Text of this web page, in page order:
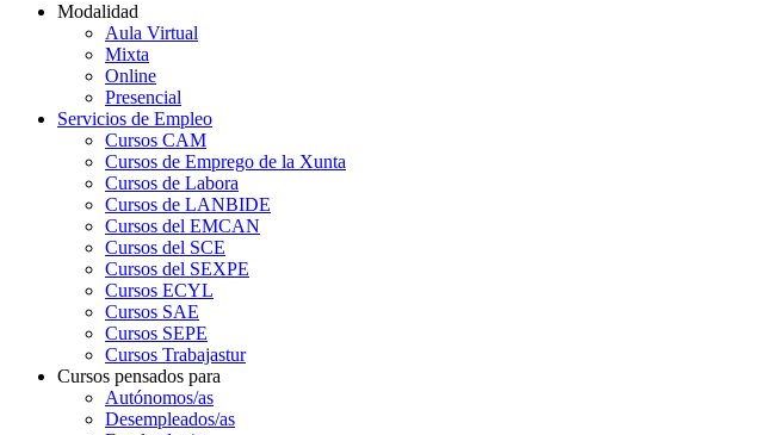
Modalidad
Aula Virtual
Mixta
Online
Presencial
Servicios de Empleo
Cursos CAM
Cursos de Emprego de la Xunta
Cursos de Labora
Cursos de LANBIDE
Cursos del EMCAN
Cursos del SCE
Cursos del SEXPE
Cursos ECYL
Cursos SAE
Cursos SEPE
Cursos Trabajastur
Cursos pensados para
Autónomos/as
Desempleados/as